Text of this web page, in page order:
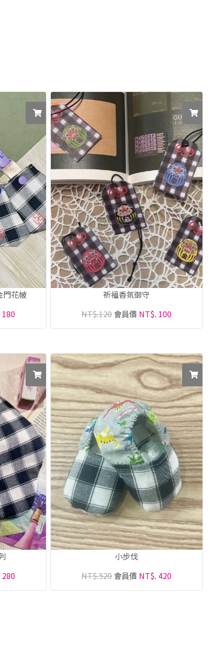
門花帔
祈福香氛御守
NT$.120 會員價 NT$. 100
小步伐
NT$.520 會員價 NT$. 420